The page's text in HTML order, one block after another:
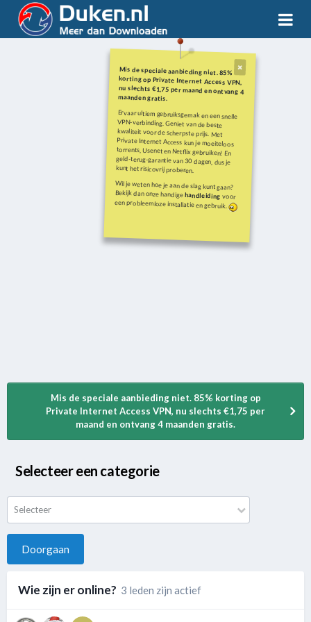
Mis de speciale aanbieding niet. 85%
korting op Private Internet Access VPN,
nu slechts €1,75 per maand en ontvang 4
maanden gratis.
Ervaar ultiem gebruiksgemak en een snelle
VPN-verbinding. Geniet van de beste
kwaliteit voor de scherpste prijs. Met
Private Internet Access kun je moeiteloos
torrents, Usenet en Netflix gebruiken! En
geld-terug-garantie van 30 dagen, dus je
kunt het risicovrij proberen.
Wil je weten hoe je aan de slag kunt gaan?
Bekijk dan onze handigehandleiding voor
een probleemloze installatie en gebruik.
Mis de speciale aanbieding niet. 85% korting op
Private Internet Access VPN, nu slechts €1,75 per
maand en ontvang 4 maanden gratis.
Selecteer een categorie
Selecteer
Doorgaan
Wie zijn er online? 3 leden zijn actief